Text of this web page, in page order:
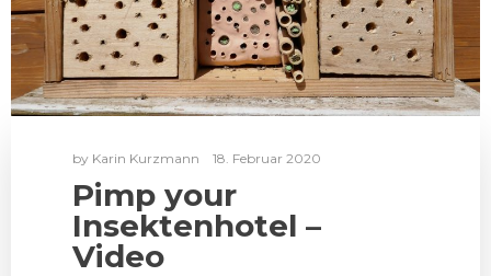
by Karin Kurzmann 18. Februar 2020
Pimp your
Insektenhotel –
Video